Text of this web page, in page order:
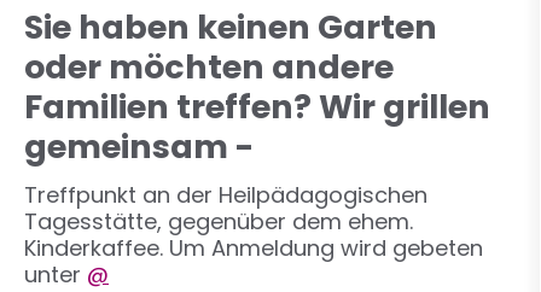
Sie haben keinen Garten
oder möchten andere
Familien treffen? Wir grillen
gemeinsam -
Treffpunkt an der Heilpädagogischen
Tagesstätte, gegenüber dem ehem.
Kinderkaffee. Um Anmeldung wird gebeten
unter @